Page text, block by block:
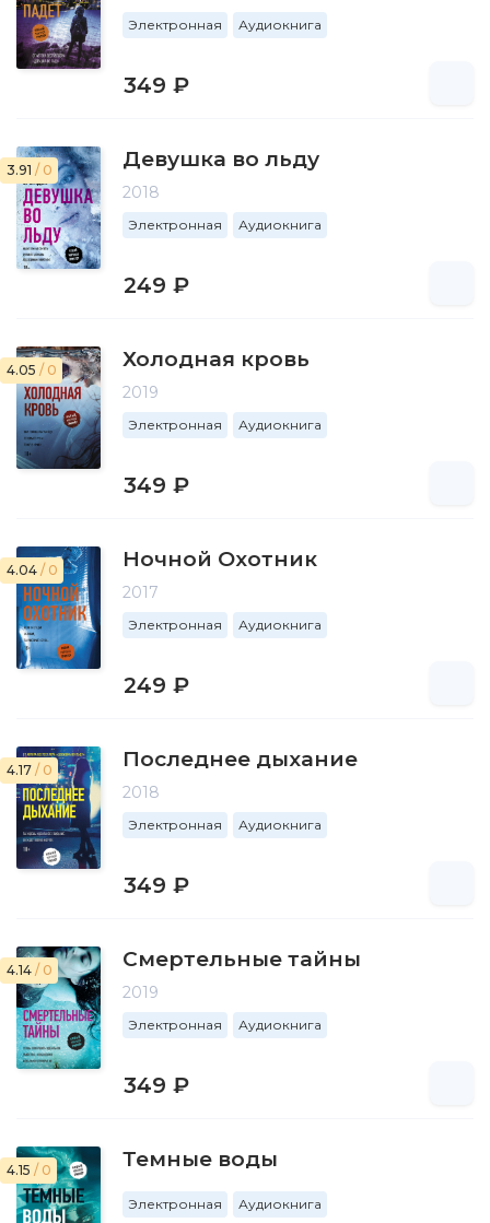
Электронная Аудиокнига
349 ₽
3.91 / 0 Девушка во льду
2018
Электронная Аудиокнига
249 ₽
4.05 / 0 Холодная кровь
2019
Электронная Аудиокнига
349 ₽
4.04 / 0 Ночной Охотник
2017
Электронная Аудиокнига
249 ₽
4.17 / 0 Последнее дыхание
2018
Электронная Аудиокнига
349 ₽
4.14 / 0 Смертельные тайны
2019
Электронная Аудиокнига
349 ₽
4.15 / 0 Темные воды
Электронная Аудиокнига